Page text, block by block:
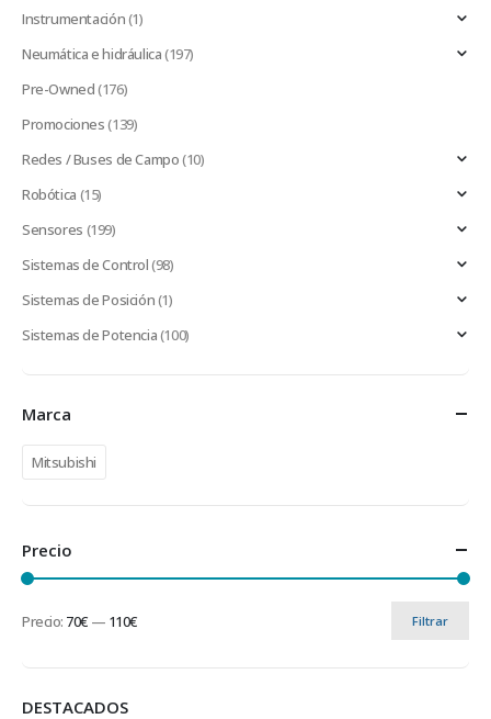
Instrumentación(1)
Neumática e hidráulica(197)
Pre-Owned(176)
Promociones(139)
Redes / Buses de Campo(10)
Robótica (15)
Sensores (199)
Sistemas de Control(98)
Sistemas de Posición(1)
Sistemas de Potencia(100)
Marca
Mitsubishi
Precio
Filtrar
Precio: 70€ — 110€
DESTACADOS